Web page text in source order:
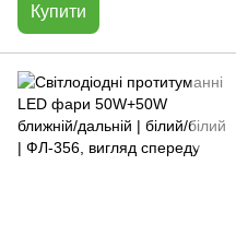
Купити